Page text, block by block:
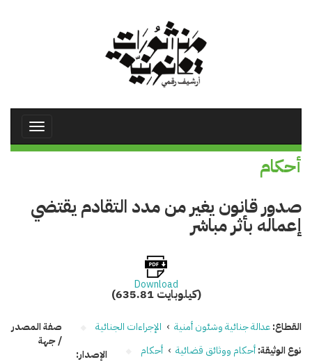
Toggle
أحكام
صدور قانون يغير من مدد التقادم يقتضي
إعماله بأثر مباشر
Download
(635.81 كيلوبايت)
القطاع:عدالة جنائية وشئون أمنية › الإجراءات الجنائية
نوع الوثيقة:أحكام ووثائق قضائية › أحكام
صفة المصدر
/ جهة
الإصدار: